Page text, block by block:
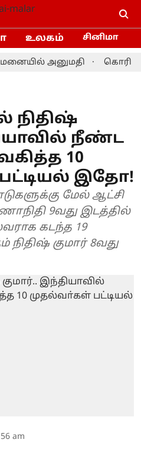
உலகம் சினிமா
அனுமதி கொரியா
நிதிஷ்
நீண்ட
10
இதோ!
மேல் ஆட்சி
9வது இடத்தில்
நிதிஷ் குமார் 8வது
am